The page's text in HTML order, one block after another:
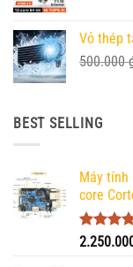
Vỏ thép
500.000
BEST SELLING
Máy tính
core
Được